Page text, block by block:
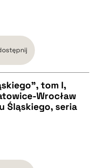
tom I,
Wrocław
Śląskiego, seria